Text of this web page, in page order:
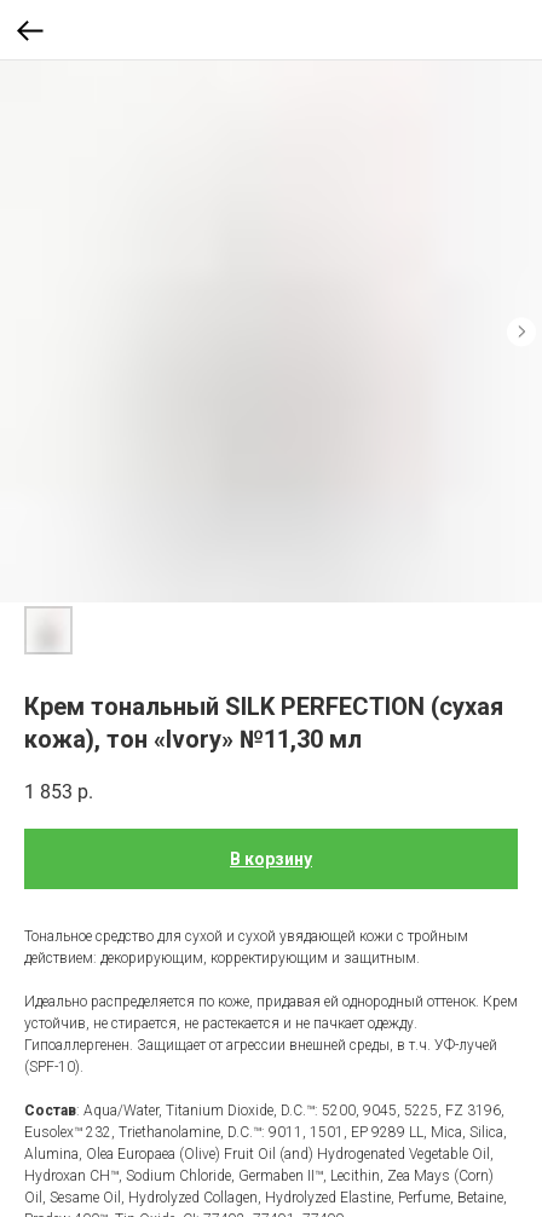
Крем тональный SILK PERFECTION (сухая
кожа), тон «Ivory» №11,30 мл
1 853 р.
В корзину
Тональное средство для сухой и сухой увядающей кожи с тройным
действием: декорирующим, корректирующим и защитным.
Идеально распределяется по коже, придавая ей однородный оттенок. Крем
устойчив, не стирается, не растекается и не пачкает одежду.
Гипоаллергенен. Защищает от агрессии внешней среды, в т.ч. УФ-лучей
(SPF-10).
Состав: Aqua/Water, Titanium Dioxide, D.C.™: 5200, 9045, 5225, FZ 3196,
Eusolex™ 232, Triethanolamine, D.C.™: 9011, 1501, EP 9289 LL, Mica, Silica,
Alumina, Olea Europaea (Olive) Fruit Oil (and) Hydrogenated Vegetable Oil,
Hydroxan CH™, Sodium Chloride, Germaben II™, Lecithin, Zea Mays (Corn)
Oil, Sesame Oil, Hydrolyzed Collagen, Hydrolyzed Elastine, Perfume, Betaine,